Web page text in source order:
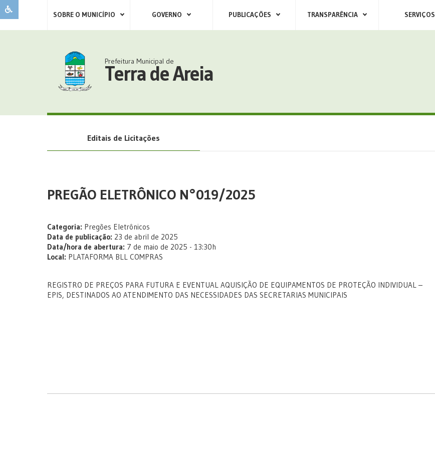
SOBRE O MUNICÍPIO GOVERNO PUBLICAÇÕES TRANSPARÊNCIA SERVIÇOS
Prefeitura Municipal de
Terra de Areia
Editais de Licitações
PREGÃO ELETRÔNICO N°019/2025
Categoria: Pregões Eletrônicos
Data de publicação: 23 de abril de 2025
Data/hora de abertura: 7 de maio de 2025 - 13:30h
Local: PLATAFORMA BLL COMPRAS
REGISTRO DE PREÇOS PARA FUTURA E EVENTUAL AQUISIÇÃO DE EQUIPAMENTOS DE PROTEÇÃO INDIVIDUAL –
EPIS, DESTINADOS AO ATENDIMENTO DAS NECESSIDADES DAS SECRETARIAS MUNICIPAIS